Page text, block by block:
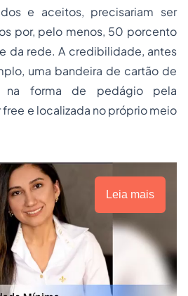
e aceitos, precisariam ser
por, pelo menos, 50 porcento
da rede. A credibilidade, antes
uma bandeira de cartão de
na forma de pedágio pela
free e localizada no próprio meio
Leia mais